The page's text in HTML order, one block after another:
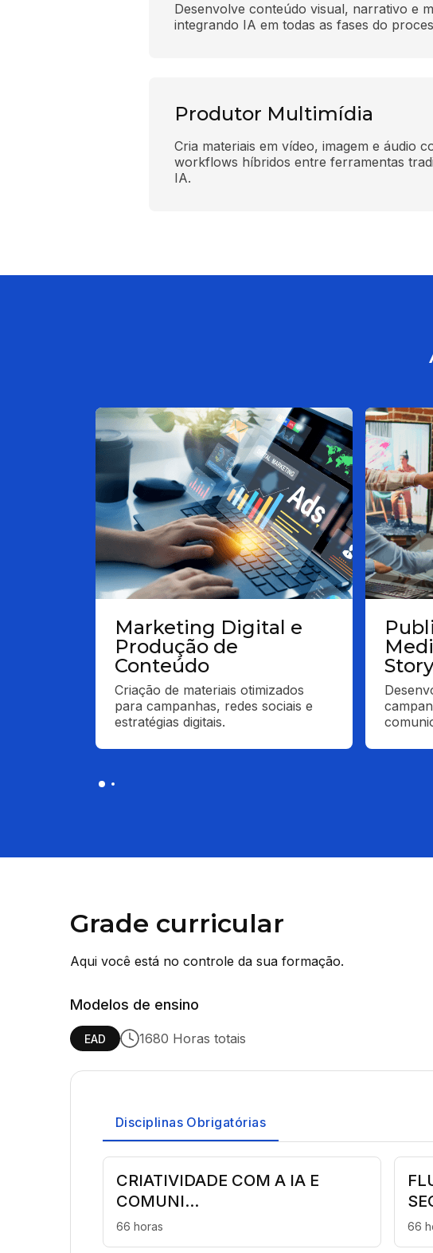
Desenvolve conteúdo visual, narrativo e
integrando IA em todas as fases do
Produtor Multimídia
Cria materiais em vídeo, imagem e áudio
workflows híbridos entre ferramentas
IA.
Marketing Digital e
Produção de
Conteúdo
Criação de materiais otimizados
para campanhas, redes sociais e
estratégias digitais.
Grade curricular
Aqui você está no controle da sua formação.
Modelos de ensino
EAD 1680 Horas totais
Disciplinas Obrigatórias
CRIATIVIDADE COM A IA E
COMUNI...
66 horas 66